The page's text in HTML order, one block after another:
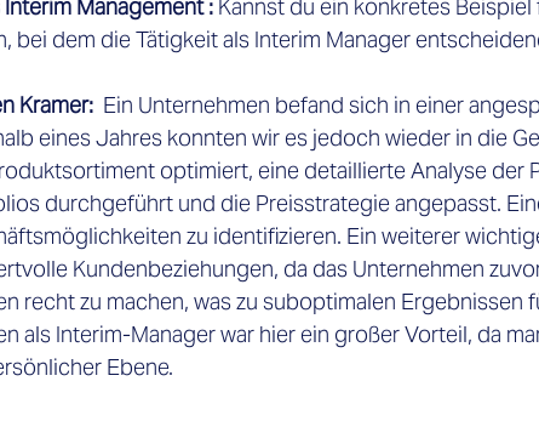
Management : Kannst du ein konkretes
bei dem die Tätigkeit als Interim Manager
Kramer: Ein Unternehmen befand sich in einer
eines Jahres konnten wir es jedoch wieder in die
optimiert, eine detaillierte Analyse der
durchgeführt und die Preisstrategie angepasst.
zu identifizieren. Ein weiterer
Kundenbeziehungen, da das Unternehmen
recht zu machen, was zu suboptimalen Ergebnissen
als Interim-Manager war hier ein großer Vorteil, da
Ebene.